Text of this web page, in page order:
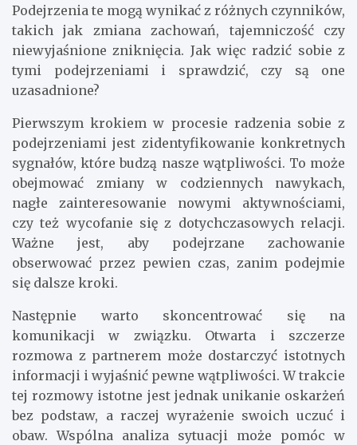
Podejrzenia te mogą wynikać z różnych czynników,
takich jak zmiana zachowań, tajemniczość czy
niewyjaśnione zniknięcia. Jak więc radzić sobie z
tymi podejrzeniami i sprawdzić, czy są one
uzasadnione?
Pierwszym krokiem w procesie radzenia sobie z
podejrzeniami jest zidentyfikowanie konkretnych
sygnałów, które budzą nasze wątpliwości. To może
obejmować zmiany w codziennych nawykach,
nagłe zainteresowanie nowymi aktywnościami,
czy też wycofanie się z dotychczasowych relacji.
Ważne jest, aby podejrzane zachowanie
obserwować przez pewien czas, zanim podejmie
się dalsze kroki.
Następnie warto skoncentrować się na
komunikacji w związku. Otwarta i szczerze
rozmowa z partnerem może dostarczyć istotnych
informacji i wyjaśnić pewne wątpliwości. W trakcie
tej rozmowy istotne jest jednak unikanie oskarżeń
bez podstaw, a raczej wyrażenie swoich uczuć i
obaw. Wspólna analiza sytuacji może pomóc w